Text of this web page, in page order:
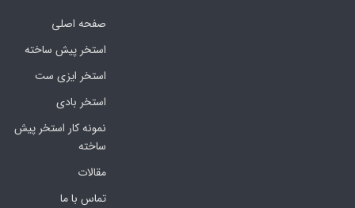
صفحه اصلی
استخر پیش ساخته
استخر ایزی ست
استخر بادی
نمونه کار استخر پیش
ساخته
مقالات
تماس با ما